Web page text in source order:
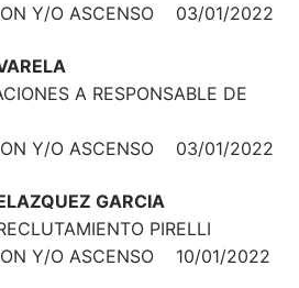
Y/O ASCENSO 03/01/2022
A RESPONSABLE DE
Y/O ASCENSO 03/01/2022
GARCIA
PIRELLI
Y/O ASCENSO 10/01/2022